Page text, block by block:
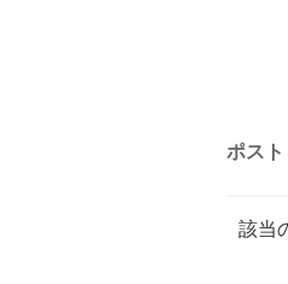
ポスト
該当